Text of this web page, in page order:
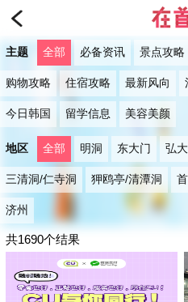
主题 全部 必备资讯 景点攻略
购物攻略 住宿攻略 最新风向
今日韩国 留学信息 美容美颜
地区 全部 明洞 东大门 弘大
三清洞/仁寺洞 狎鸥亭/清潭洞
济州
共1690个结果